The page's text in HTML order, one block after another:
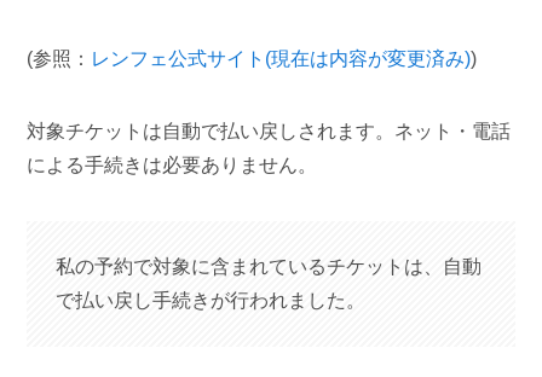
(参照： レンフェ公式サイト(現在は内容が変更済み))
対象チケットは自動で払い戻しされます。ネット・電話
による手続きは必要ありません。
私の予約で対象に含まれているチケットは、自動
で払い戻し手続きが行われました。